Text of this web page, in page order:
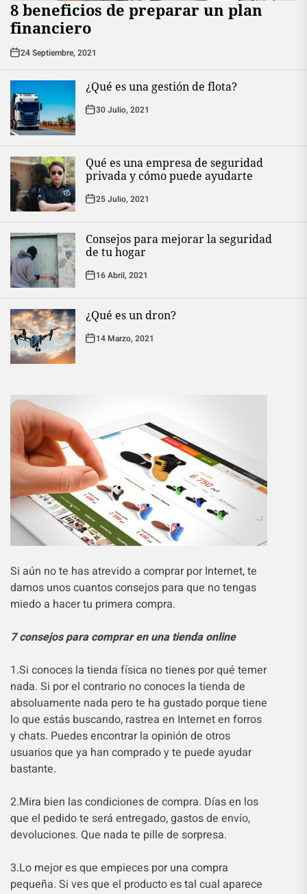
8 beneficios de preparar un plan
financiero
24 Septiembre, 2021
¿Qué es una gestión de flota?
30 Julio, 2021
Qué es una empresa de seguridad
privada y cómo puede ayudarte
25 Julio, 2021
Consejos para mejorar la seguridad
de tu hogar
16 Abril, 2021
¿Qué es un dron?
14 Marzo, 2021
Si aún no te has atrevido a comprar por Internet, te
damos unos cuantos consejos para que no tengas
miedo a hacer tu primera compra.
7 consejos para comprar en una tienda online
1.Si conoces la tienda física no tienes por qué temer
nada. Si por el contrario no conoces la tienda de
absoluamente nada pero te ha gustado porque tiene
lo que estás buscando, rastrea en Internet en forros
y chats. Puedes encontrar la opinión de otros
usuarios que ya han comprado y te puede ayudar
bastante.
2.Mira bien las condiciones de compra. Días en los
que el pedido te será entregado, gastos de envío,
devoluciones. Que nada te pille de sorpresa.
3.Lo mejor es que empieces por una compra
pequeña. Si ves que el producto es tal cual aparece